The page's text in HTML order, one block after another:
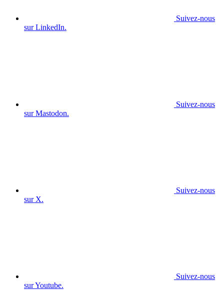
Suivez-nous
sur LinkedIn.
Suivez-nous
sur Mastodon.
Suivez-nous
sur X.
Suivez-nous
sur Youtube.